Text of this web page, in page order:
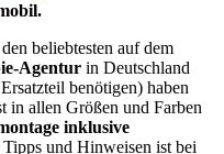
beliebtesten auf dem
Agentur in Deutschland
benötigen) haben
in allen Größen und Farben
inklusive
und Hinweisen ist bei